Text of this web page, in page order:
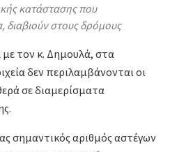
κατάστασης που
διαβιούν στους δρόμους
τον κ. Δημουλά, στα
δεν περιλαμβάνονται οι
σε διαμερίσματα
σημαντικός αριθμός αστέγων